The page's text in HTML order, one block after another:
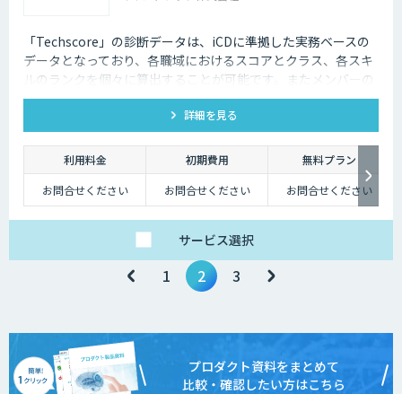
「Techscore」の診断データは、iCDに準拠した実務ベースの
データとなっており、各職域におけるスコアとクラス、各スキ
ルのランクを個々に算出することが可能です。またメンバーの
スキル状態を確認することで必要な学習の選定やPJメンバーの
選定にもご活用いただけます。詳細を見る
利用料金 初期費用
無料プラン
お問合せください
お問合せください お問合せください
サービス選択
1 2 3
プロダクト資料をまとめて
比較・確認したい方はこちら